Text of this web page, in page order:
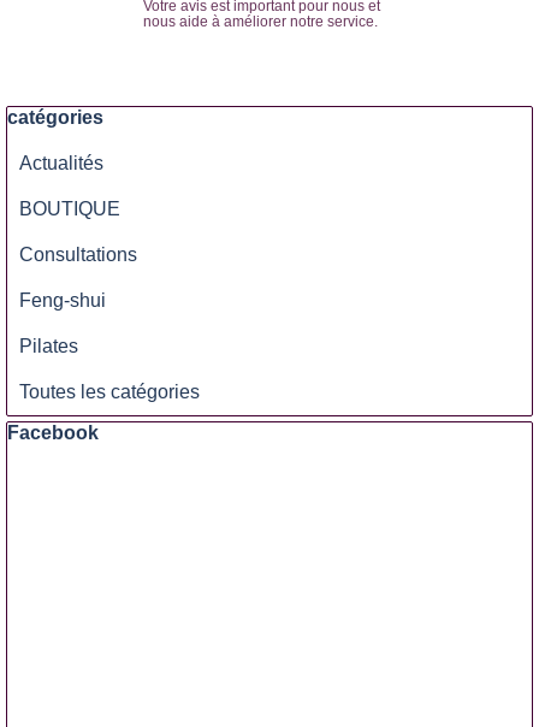
Votre avis est important pour nous et
nous aide à améliorer notre service.
Sauter le bloc catégories
catégories
Actualités
BOUTIQUE
Consultations
Feng-shui
Pilates
Toutes les catégories
Sauter le bloc Facebook
Facebook